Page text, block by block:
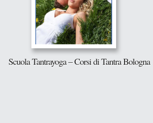
Scuola Tantrayoga – Corsi di Tantra Bologna